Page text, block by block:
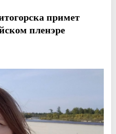
примет
пленэре